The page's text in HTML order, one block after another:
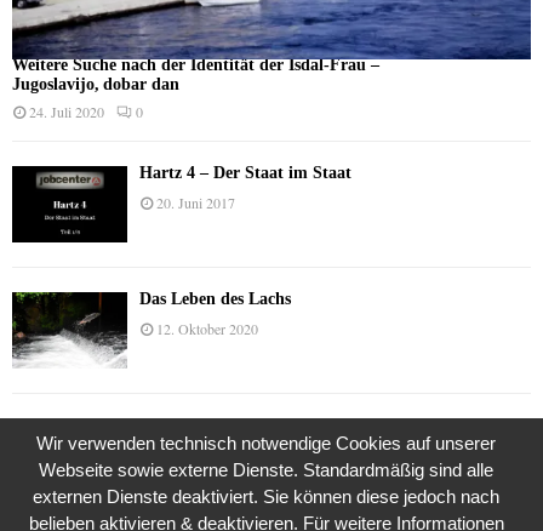
Weitere Suche nach der Identität der Isdal-Frau –
Jugoslavijo, dobar dan
24. Juli 2020 0
Hartz 4 – Der Staat im Staat
20. Juni 2017
Das Leben des Lachs
12. Oktober 2020
9. Juli 2018
Wir verwenden technisch notwendige Cookies auf unserer
Webseite sowie externe Dienste. Standardmäßig sind alle
externen Dienste deaktiviert. Sie können diese jedoch nach
belieben aktivieren & deaktivieren. Für weitere Informationen